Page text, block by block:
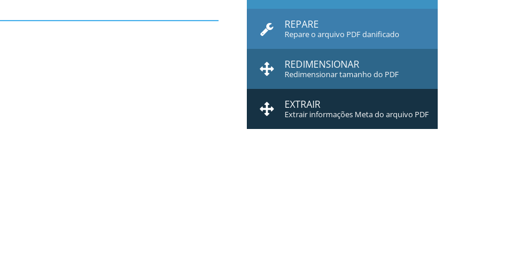
REPARE
Repare o arquivo PDF danificado
REDIMENSIONAR
Redimensionar tamanho do PDF
EXTRAIR
Extrair informações Meta do arquivo PDF